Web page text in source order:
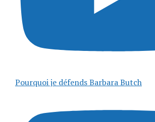
Pourquoi je défends Barbara Butch